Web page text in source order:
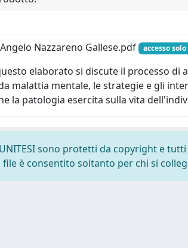
Nazzareno Gallese.pdf
accesso
elaborato si discute il processo di
malattia mentale, le strategie e gli
la patologia esercita sulla vita
sono protetti da copyright e
è consentito soltanto per chi si